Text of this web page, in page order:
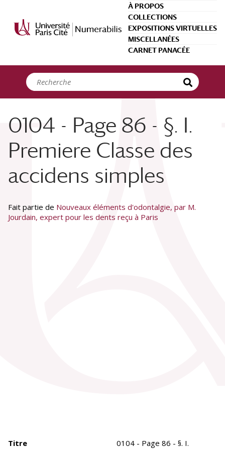
À PROPOS
COLLECTIONS
EXPOSITIONS VIRTUELLES
MISCELLANÉES
CARNET PANACÉE
0104 - Page 86 - §. I.
Premiere Classe des
accidens simples
Fait partie de Nouveaux éléments d'odontalgie, par M.
Jourdain, expert pour les dents reçu à Paris
Titre
0104 - Page 86 - §. I.